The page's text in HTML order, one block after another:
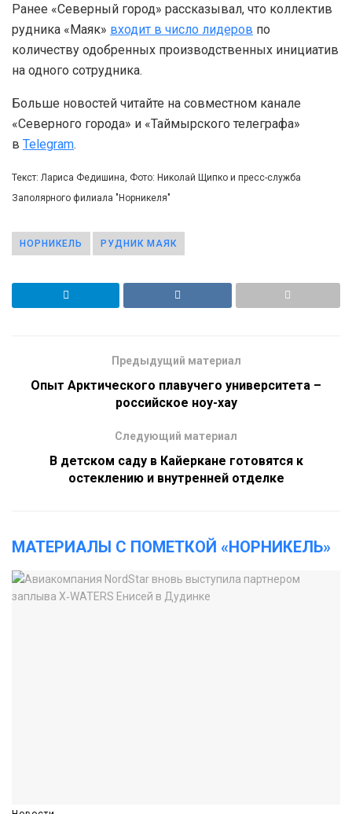
Ранее «Северный город» рассказывал, что коллектив
рудника «Маяк» входит в число лидеров по
количеству одобренных производственных инициатив
на одного сотрудника.
Больше новостей читайте на совместном канале
«Северного города» и «Таймырского телеграфа»
в Telegram.
Текст: Лариса Федишина, Фото: Николай Щипко и пресс-служба
Заполярного филиала "Норникеля"
НОРНИКЕЛЬ РУДНИК МАЯК
Предыдущий материал
Опыт Арктического плавучего университета –
российское ноу-хау
Следующий материал
В детском саду в Кайеркане готовятся к
остеклению и внутренней отделке
МАТЕРИАЛЫ С ПОМЕТКОЙ «НОРНИКЕЛЬ»